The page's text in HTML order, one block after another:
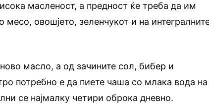
масленост, а предност ќе треба да им
месо, овошјето, зеленчукот и на
масло, а од зачините сол, бибер и
потребно е да пиете чаша со млака вода на
се најмалку четири оброка дневно.